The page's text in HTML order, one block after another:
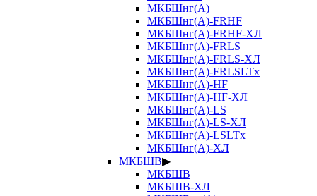
МКБШнг(А)
МКБШнг(А)-FRHF
МКБШнг(А)-FRHF-ХЛ
МКБШнг(А)-FRLS
МКБШнг(А)-FRLS-ХЛ
МКБШнг(А)-FRLSLTx
МКБШнг(А)-HF
МКБШнг(А)-HF-ХЛ
МКБШнг(А)-LS
МКБШнг(А)-LS-ХЛ
МКБШнг(А)-LSLTx
МКБШнг(А)-ХЛ
МКБШВ▶
МКБШВ
МКБШВ-ХЛ